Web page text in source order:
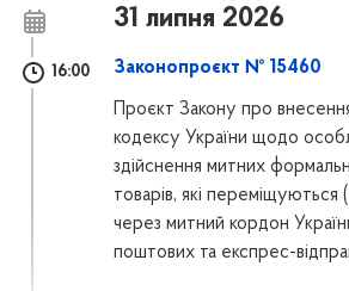
31 липня 2026
16:00 Законопроєкт № 15460
Проєкт Закону про
кодексу України щодо
здійснення митних
товарів, які
через митний кордон
поштових та експрес-